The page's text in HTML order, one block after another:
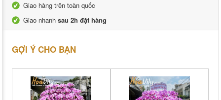
Giao hàng trên toàn quốc
Giao nhanh sau 2h đặt hàng
GỢI Ý CHO BẠN